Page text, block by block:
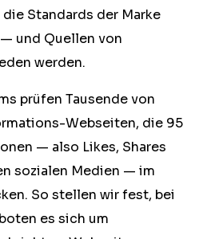
Standards der Marke
und Quellen von
werden.
prüfen Tausende von
Webseiten, die 95
⁠— also Likes, Shares
sozialen Medien ⁠— im
So stellen wir fest, bei
es sich um